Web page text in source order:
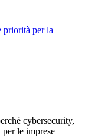
priorità per la
cybersecurity,
le imprese